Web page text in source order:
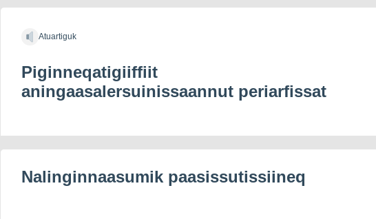
Atuartiguk
Piginneqatigiiffiit
aningaasalersuinissaannut periarfissat
Nalinginnaasumik paasissutissiineq